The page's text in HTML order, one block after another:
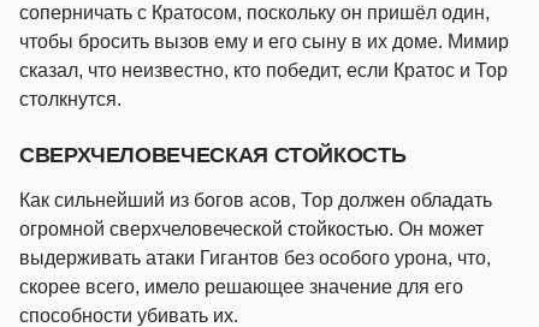
соперничать с Кратосом, поскольку он пришёл один,
чтобы бросить вызов ему и его сыну в их доме. Мимир
сказал, что неизвестно, кто победит, если Кратос и Тор
столкнутся.
СВЕРХЧЕЛОВЕЧЕСКАЯ СТОЙКОСТЬ
Как сильнейший из богов асов, Тор должен обладать
огромной сверхчеловеческой стойкостью. Он может
выдерживать атаки Гигантов без особого урона, что,
скорее всего, имело решающее значение для его
способности убивать их.